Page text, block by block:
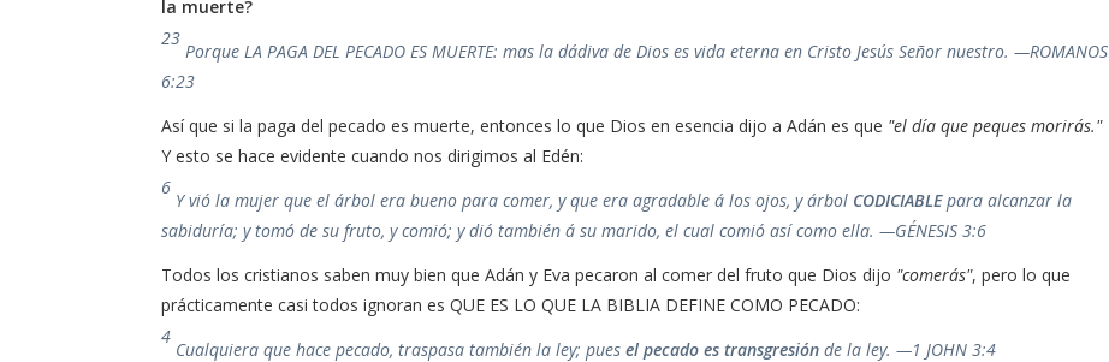
la muerte?
23
Porque LA PAGA DEL PECADO ES MUERTE: mas la dádiva de Dios es vida eterna en Cristo Jesús Señor nuestro. —ROMANOS
6:23
Así que si la paga del pecado es muerte, entonces lo que Dios en esencia dijo a Adán es que "el día que peques morirás."
Y esto se hace evidente cuando nos dirigimos al Edén:
6
Y vió la mujer que el árbol era bueno para comer, y que era agradable á los ojos, y árbol CODICIABLEpara alcanzar la
sabiduría; y tomó de su fruto, y comió; y dió también á su marido, el cual comió así como ella. —GÉNESIS 3:6
Todos los cristianos saben muy bien que Adán y Eva pecaron al comer del fruto que Dios dijo "comerás", pero lo que
prácticamente casi todos ignoran es QUE ES LO QUE LA BIBLIA DEFINE COMO PECADO:
4
Cualquiera que hace pecado, traspasa también la ley; puesel pecado es transgresión de la ley. —1 JOHN 3:4